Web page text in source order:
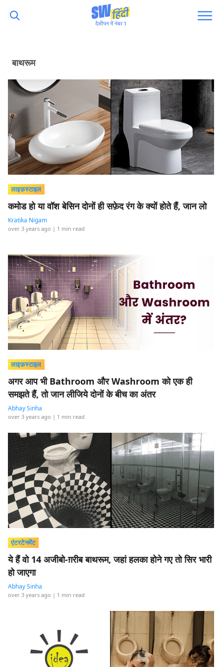
बाथरूम
लाइफ़स्टाइल
कमोड हो या वॉश बेसिन दोनों ही सफ़ेद रंग के क्यों होते हैं, जान लो
Kratika Nigam
over 3 years ago | 1 min read
लाइफ़स्टाइल
अगर आप भी Bathroom और Washroom को एक ही
समझते हैं, तो जान लीजिये दोनों के बीच का अंतर
Abhay Sinha
over 3 years ago | 1 min read
एंटरटेनमेंट
ये हैं वो 14 अजीबो-ग़रीब बाथरूम, जहां हलका होने गए तो सिर भारी
हो जाएगा
Abhay Sinha
over 3 years ago | 1 min read